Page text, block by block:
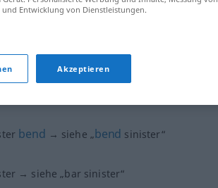
HERALDIK
bend → siehe „bend sinister“
sinister → siehe „bar sinister“
Entwicklung von Dienstleistungen.
Akzeptieren